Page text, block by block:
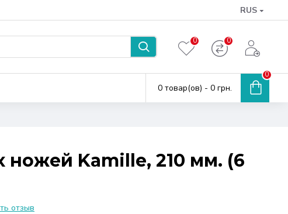
RUS
0 0
0 товар(ов) - 0 грн.
0
ножей Kamille, 210 мм. (6
отзыв